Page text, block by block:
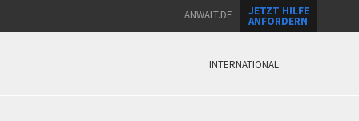
ANWALT.DE JETZT HILFE
ANFORDERN
INTERNATIONAL